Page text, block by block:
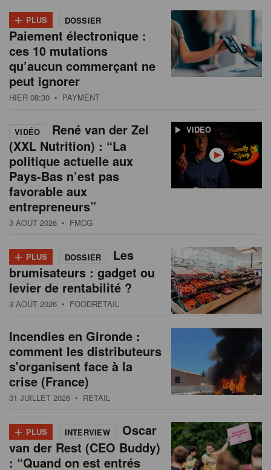
+ PLUS DOSSIER
Paiement électronique :
ces 10 mutations
qu’aucun commerçant ne
peut ignorer
HIER 08:30 • PAYMENT
VIDEO
VIDÉO
René van der Zel
(XXL Nutrition) : “La
politique actuelle aux
Pays-Bas n’est pas
favorable aux
entrepreneurs”
3 AOÛT 2026 • FMCG
+ PLUS DOSSIER
Les
brumisateurs : gadget ou
levier de rentabilité ?
3 AOÛT 2026 • FOODRETAIL
Incendies en Gironde :
comment les distributeurs
s'organisent face à la
crise (France)
31 JUILLET 2026 • RETAIL
+ PLUS INTERVIEW
Oscar
van der Rest (CEO Buddy)
: “Quand on est entrés